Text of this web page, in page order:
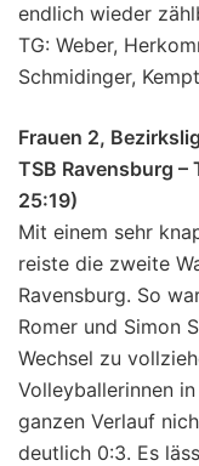
endlich wieder
TG: Weber,
Schmidinger,
Frauen 2,
TSB Ravensburg –
25:19)
Mit einem sehr
reiste die zweite
Ravensburg. So
Romer und Simon
Wechsel zu
Volleyballerinnen
ganzen Verlauf
deutlich 0:3. Es